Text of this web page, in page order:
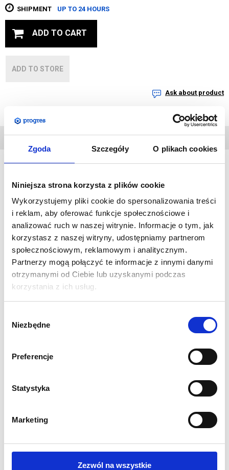
Zgoda Szczegóły O plikach cookies
Niniejsza strona korzysta z plików cookie
Wykorzystujemy pliki cookie do spersonalizowania treści
i reklam, aby oferować funkcje społecznościowe i
analizować ruch w naszej witrynie. Informacje o tym, jak
korzystasz z naszej witryny, udostępniamy partnerom
społecznościowym, reklamowym i analitycznym.
Partnerzy mogą połączyć te informacje z innymi danymi
otrzymanymi od Ciebie lub uzyskanymi podczas
korzystania z ich usług.
zgody
Niezbędne
Preferencje
Statystyka
Marketing
Zezwól na wszystkie
SHIPMENT UP TO 24 HOURS
ADD TO CART
ADD TO STORE
Ask about product
Advertising stands are an essential part of any trade fair stand.
When folded, they fit into a bag or suitcase, making them an
indispensable element of your stand. With their help, you can
distribute your leaflets and catalogues both at the trade fair
and at your company's premises. This makes these products
versatile and you can use them anywhere all the time.
SPECIFICATIONS:
Dimension of unfolded stand in mm: 1240 (H) x 270 (W) x
420 (D).
(D)
Sturdy metal frame
Carrying bag included